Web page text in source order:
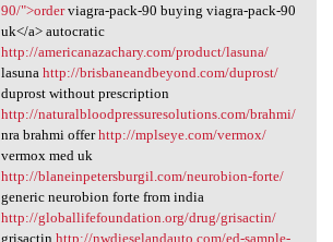
90/">orderviagra-pack-90 buying viagra-pack-90
uk</a> autocratic
http://americanazachary.com/product/lasuna/
lasuna http://brisbaneandbeyond.com/duprost/
duprost without prescription
http://naturalbloodpressuresolutions.com/brahmi/
nra brahmi offerhttp://mplseye.com/vermox/
vermox med uk
http://blaneinpetersburgil.com/neurobion-forte/
generic neurobion forte from india
http://globallifefoundation.org/drug/grisactin/
grisactin http://nwdieselandauto.com/ed-sample-